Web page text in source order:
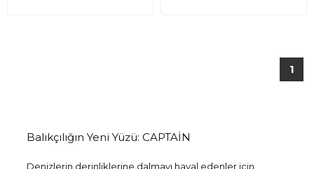
1
Balıkçılığın Yeni Yüzü: CAPTAİN
Denizlerin derinliklerine dalmayı hayal edenler için